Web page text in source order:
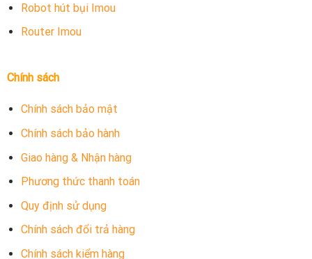
Robot hút bụi Imou
Router Imou
Chính sách
Chính sách bảo mật
Chính sách bảo hành
Giao hàng & Nhận hàng
Phương thức thanh toán
Quy định sử dụng
Chính sách đổi trả hàng
Chính sách kiểm hàng